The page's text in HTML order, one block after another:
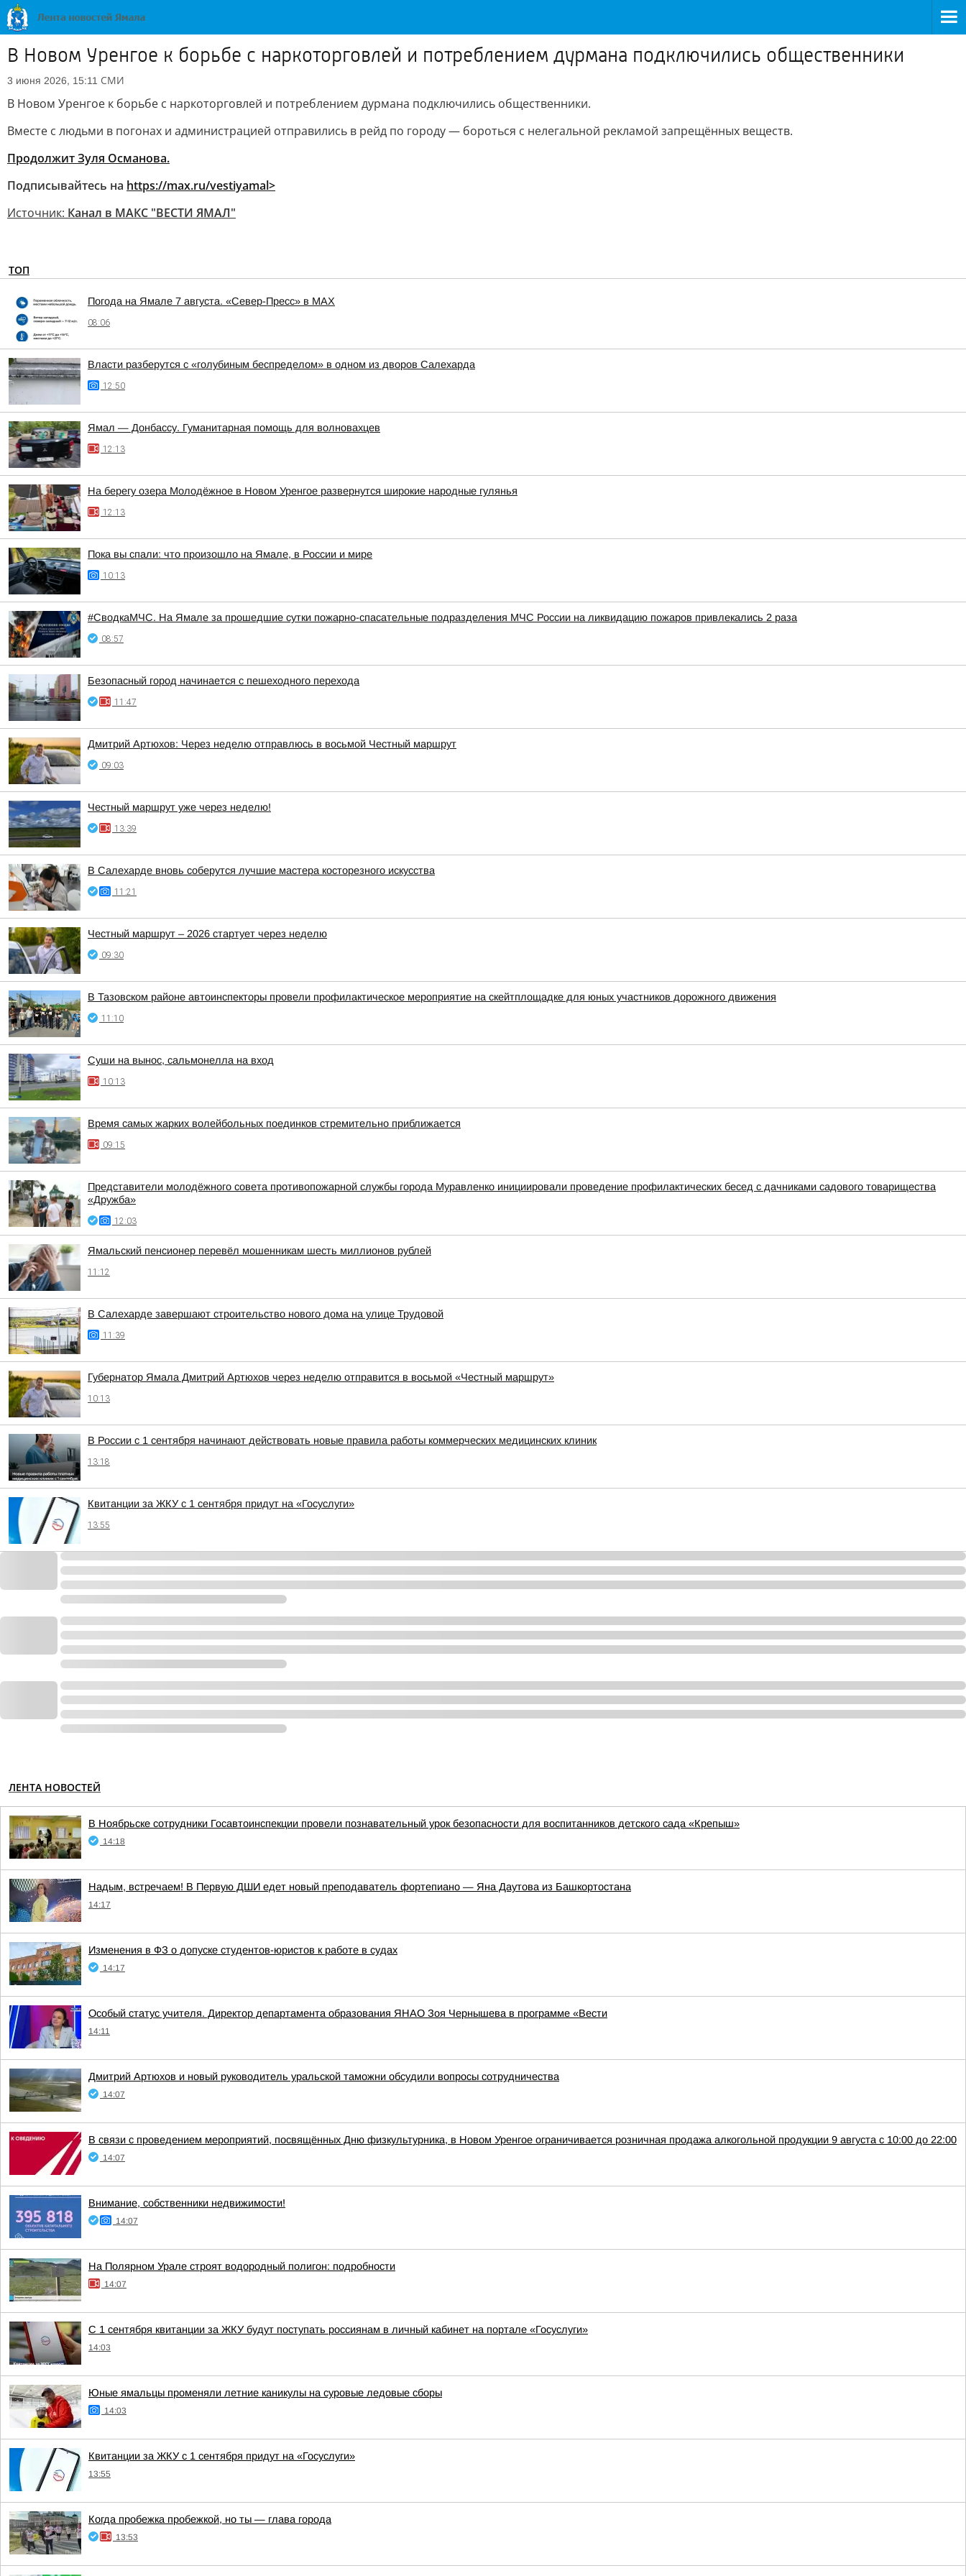
В Новом Уренгое к борьбе с наркоторговлей и потреблением дурмана подключились общественники
3 июня 2026, 15:11 СМИ
В Новом Уренгое к борьбе с наркоторговлей и потреблением дурмана подключились общественники.
Вместе с людьми в погонах и администрацией отправились в рейд по городу — бороться с нелегальной рекламой запрещённых веществ.
Продолжит Зуля Османова.
Подписывайтесь на https://max.ru/vestiyamal>
Источник: Канал в МАКС "ВЕСТИ ЯМАЛ"
ТОП
Погода на Ямале 7 августа. «Север-Пресс» в MAX
08:06
Власти разберутся с «голубиным беспределом» в одном из дворов Салехарда
12:50
Ямал — Донбассу. Гуманитарная помощь для волновахцев
12:13
На берегу озера Молодёжное в Новом Уренгое развернутся широкие народные гулянья
12:13
Пока вы спали: что произошло на Ямале, в России и мире
10:13
#СводкаМЧС. На Ямале за прошедшие сутки пожарно-спасательные подразделения МЧС России на ликвидацию пожаров привлекались 2 раза
08:57
Безопасный город начинается с пешеходного перехода
11:47
Дмитрий Артюхов: Через неделю отправлюсь в восьмой Честный маршрут
09:03
Честный маршрут уже через неделю!
13:39
В Салехарде вновь соберутся лучшие мастера косторезного искусства
11:21
Честный маршрут – 2026 стартует через неделю
09:30
В Тазовском районе автоинспекторы провели профилактическое мероприятие на скейтплощадке для юных участников дорожного движения
11:10
Суши на вынос, сальмонелла на вход
10:13
Время самых жарких волейбольных поединков стремительно приближается
09:15
Представители молодёжного совета противопожарной службы города Муравленко инициировали проведение профилактических бесед с дачниками садового товарищества
«Дружба»
12:03
Ямальский пенсионер перевёл мошенникам шесть миллионов рублей
11:12
В Салехарде завершают строительство нового дома на улице Трудовой
11:39
Губернатор Ямала Дмитрий Артюхов через неделю отправится в восьмой «Честный маршрут»
10:13
В России с 1 сентября начинают действовать новые правила работы коммерческих медицинских клиник
13:18
Квитанции за ЖКУ с 1 сентября придут на «Госуслуги»
13:55
ЛЕНТА НОВОСТЕЙ
В Ноябрьске сотрудники Госавтоинспекции провели познавательный урок безопасности для воспитанников детского сада «Крепыш»
14:18
Надым, встречаем! В Первую ДШИ едет новый преподаватель фортепиано — Яна Даутова из Башкортостана
14:17
Изменения в ФЗ о допуске студентов-юристов к работе в судах
14:17
Особый статус учителя. Директор департамента образования ЯНАО Зоя Чернышева в программе «Вести
14:11
Дмитрий Артюхов и новый руководитель уральской таможни обсудили вопросы сотрудничества
14:07
В связи с проведением мероприятий, посвящённых Дню физкультурника, в Новом Уренгое ограничивается розничная продажа алкогольной продукции 9 августа с 10:00 до 22:00
14:07
Внимание, собственники недвижимости!
14:07
На Полярном Урале строят водородный полигон: подробности
14:07
С 1 сентября квитанции за ЖКУ будут поступать россиянам в личный кабинет на портале «Госуслуги»
14:03
Юные ямальцы променяли летние каникулы на суровые ледовые сборы
14:03
Квитанции за ЖКУ с 1 сентября придут на «Госуслуги»
13:55
Когда пробежка пробежкой, но ты — глава города
13:53